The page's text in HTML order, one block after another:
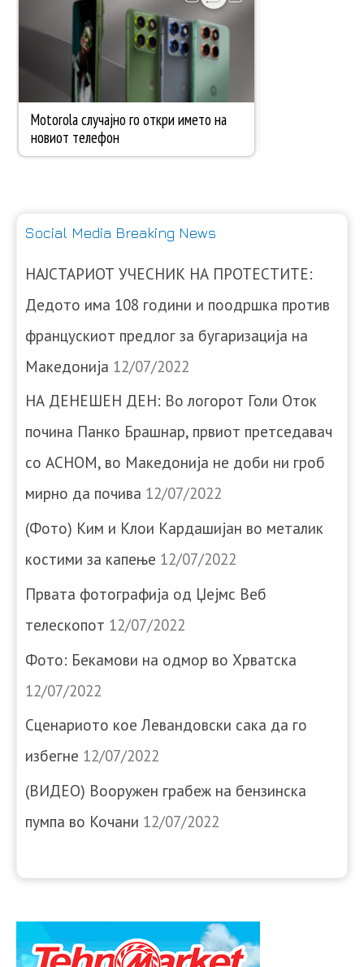
Social Media Breaking News
НАЈСТАРИОТ УЧЕСНИК НА ПРОТЕСТИТЕ:
Дедото има 108 години и поодршка против
францускиот предлог за бугаризација на
Македонија 12/07/2022
НА ДЕНЕШЕН ДЕН: Во логорот Голи Оток
почина Панко Брашнар, првиот претседавач
со АСНОМ, во Македонија не доби ни гроб
мирно да почива 12/07/2022
(Фото) Ким и Клои Кардашијан во металик
костими за капење 12/07/2022
Првата фотографија од Џејмс Веб
телескопот 12/07/2022
Фото: Бекамови на одмор во Хрватска
12/07/2022
Сценариото кое Левандовски сака да го
избегне 12/07/2022
(ВИДЕО) Вооружен грабеж на бензинска
пумпа во Кочани 12/07/2022